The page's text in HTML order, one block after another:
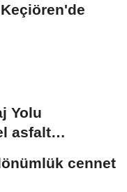
Yolu
asfalt
cennet